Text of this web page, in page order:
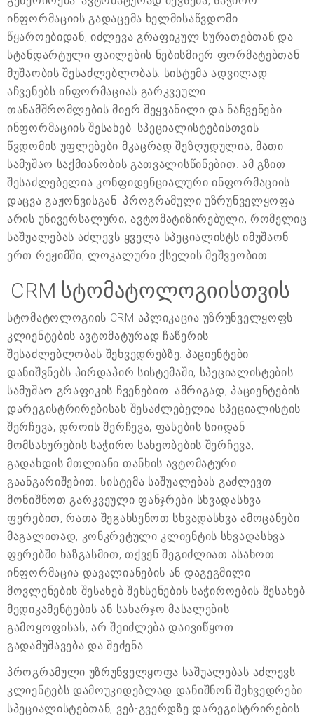
ინფორმაციის გადაცემა ხელმისაწვდომი
წყაროებიდან, იძლევა გრაფიკულ სურათებთან და
სტანდარტული ფაილების ნებისმიერ ფორმატებთან
მუშაობის შესაძლებლობას. სისტემა ადვილად
აჩვენებს ინფორმაციას გარკვეული
თანამშრომლების მიერ შეყვანილი და ნაჩვენები
ინფორმაციის შესახებ. სპეციალისტებისთვის
წვდომის უფლებები მკაცრად შეზღუდულია, მათი
სამუშაო საქმიანობის გათვალისწინებით. ამ გზით
შესაძლებელია კონფიდენციალური ინფორმაციის
დაცვა გაჟონვისგან. პროგრამული უზრუნველყოფა
არის უნივერსალური, ავტომატიზირებული, რომელიც
საშუალებას აძლევს ყველა სპეციალისტს იმუშაონ
ერთ რეჟიმში, ლოკალური ქსელის მეშვეობით.
CRM სტომატოლოგიისთვის
სტომატოლოგიის CRM აპლიკაცია უზრუნველყოფს
კლიენტების ავტომატურად ჩაწერის
შესაძლებლობას შეხვედრებზე. პაციენტები
დანიშვნებს პირდაპირ სისტემაში, სპეციალისტების
სამუშაო გრაფიკის ჩვენებით. ამრიგად, პაციენტების
დარეგისტრირებისას შესაძლებელია სპეციალისტის
შერჩევა, დროის შერჩევა, ფასების სიიდან
მომსახურების საჭირო სახეობების შერჩევა,
გადახდის მთლიანი თანხის ავტომატური
გაანგარიშებით. სისტემა საშუალებას გაძლევთ
მონიშნოთ გარკვეული ფანჯრები სხვადასხვა
ფერებით, რათა შეგახსენოთ სხვადასხვა ამოცანები.
მაგალითად, კონკრეტული კლიენტის სხვადასხვა
ფერებში ხაზგასმით, თქვენ შეგიძლიათ ასახოთ
ინფორმაცია დავალიანების ან დაგეგმილი
მოვლენების შესახებ შეხსენების საჭიროების შესახებ
მედიკამენტების ან სახარჯო მასალების
გამოყოფისას, არ შეიძლება დაივიწყოთ
გადამუშავება და შეძენა.
პროგრამული უზრუნველყოფა საშუალებას აძლევს
კლიენტებს დამოუკიდებლად დანიშნონ შეხვედრები
სპეციალისტებთან, ვებ-გვერდზე დარეგისტრირების